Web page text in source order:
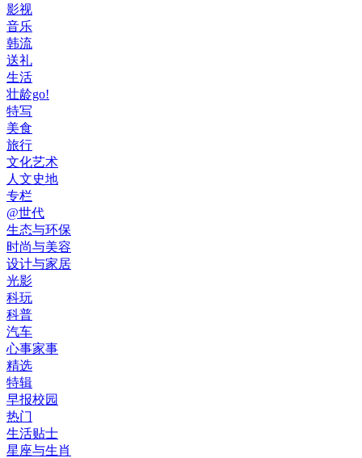
影视
音乐
韩流
送礼
生活
壮龄go!
特写
美食
旅行
文化艺术
人文史地
专栏
@世代
生态与环保
时尚与美容
设计与家居
光影
科玩
科普
汽车
心事家事
精选
特辑
早报校园
热门
生活贴士
星座与生肖